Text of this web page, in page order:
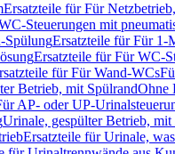
Ersatzteile für Für
Steuerungen mit
SpülungErsatzteile für Für 1-
Ersatzteile für Für WC-
für Für Wand-WCs
Betrieb, mit SpülrandOhne
AP- oder UP-
Urinale, gespülter Betrieb,
Ersatzteile für Urinale,